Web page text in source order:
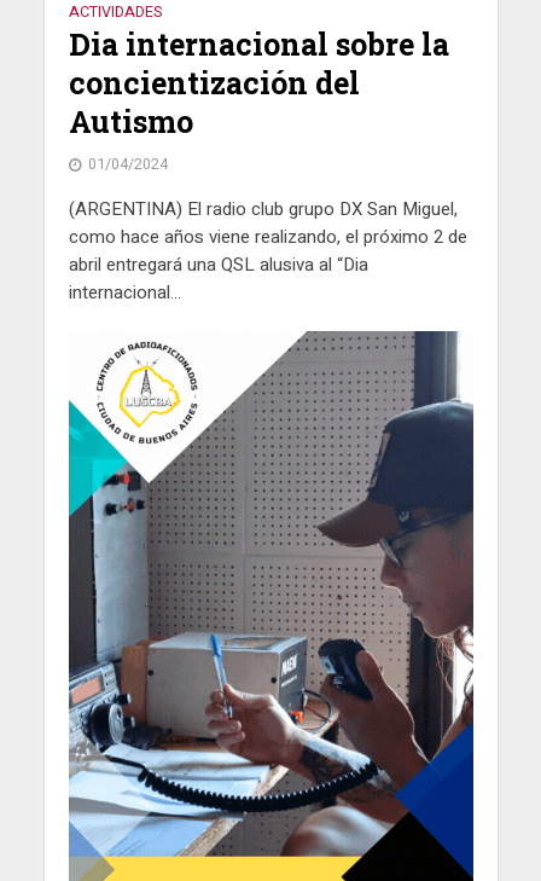
ACTIVIDADES
Dia internacional sobre la
concientización del
Autismo
01/04/2024
(ARGENTINA) El radio club grupo DX San Miguel,
como hace años viene realizando, el próximo 2 de
abril entregará una QSL alusiva al “Dia
internacional...